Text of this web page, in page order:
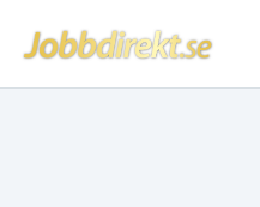
Hoppa till innehåll
Jobbdirekt